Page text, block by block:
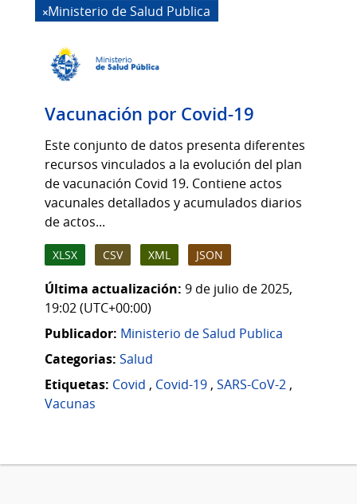
Ministerio de Salud Publica
Vacunación por Covid-19
Este conjunto de datos presenta diferentes
recursos vinculados a la evolución del plan
de vacunación Covid 19. Contiene actos
vacunales detallados y acumulados diarios
de actos...
XLSX CSV XML JSON
Última actualización: 9 de julio de 2025,
19:02 (UTC+00:00)
Publicador: Ministerio de Salud Publica
Categorias: Salud
Etiquetas: Covid , Covid-19 , SARS-CoV-2 ,
Vacunas